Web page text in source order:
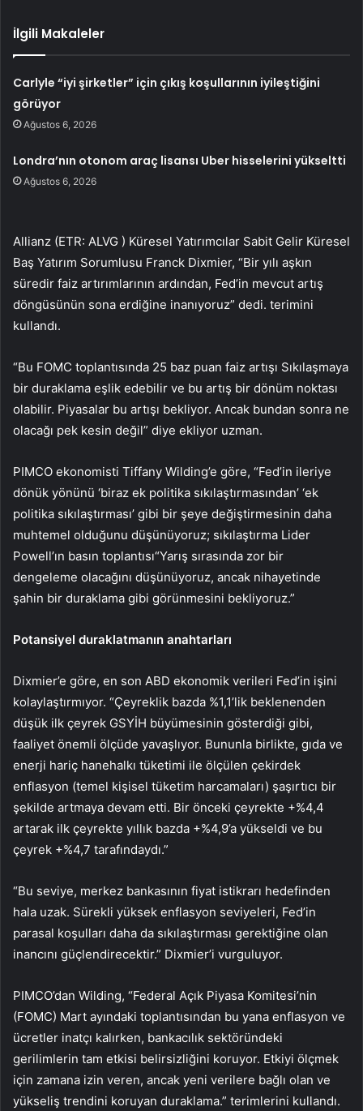
İlgili Makaleler
Carlyle “iyi şirketler” için çıkış koşullarının iyileştiğini
görüyor
Ağustos 6, 2026
Londra’nın otonom araç lisansı Uber hisselerini yükseltti
Ağustos 6, 2026
Allianz (ETR: ALVG ) Küresel Yatırımcılar Sabit Gelir Küresel
Baş Yatırım Sorumlusu Franck Dixmier, “Bir yılı aşkın
süredir faiz artırımlarının ardından, Fed’in mevcut artış
döngüsünün sona erdiğine inanıyoruz” dedi. terimini
kullandı.
“Bu FOMC toplantısında 25 baz puan faiz artışı Sıkılaşmaya
bir duraklama eşlik edebilir ve bu artış bir dönüm noktası
olabilir. Piyasalar bu artışı bekliyor. Ancak bundan sonra ne
olacağı pek kesin değil” diye ekliyor uzman.
PIMCO ekonomisti Tiffany Wilding’e göre, “Fed’in ileriye
dönük yönünü ‘biraz ek politika sıkılaştırmasından’ ‘ek
politika sıkılaştırması’ gibi bir şeye değiştirmesinin daha
muhtemel olduğunu düşünüyoruz; sıkılaştırma Lider
Powell’ın basın toplantısı“Yarış sırasında zor bir
dengeleme olacağını düşünüyoruz, ancak nihayetinde
şahin bir duraklama gibi görünmesini bekliyoruz.”
Potansiyel duraklatmanın anahtarları
Dixmier’e göre, en son ABD ekonomik verileri Fed’in işini
kolaylaştırmıyor. “Çeyreklik bazda %1,1’lik beklenenden
düşük ilk çeyrek GSYİH büyümesinin gösterdiği gibi,
faaliyet önemli ölçüde yavaşlıyor. Bununla birlikte, gıda ve
enerji hariç hanehalkı tüketimi ile ölçülen çekirdek
enflasyon (temel kişisel tüketim harcamaları) şaşırtıcı bir
şekilde artmaya devam etti. Bir önceki çeyrekte +%4,4
artarak ilk çeyrekte yıllık bazda +%4,9’a yükseldi ve bu
çeyrek +%4,7 tarafındaydı.”
“Bu seviye, merkez bankasının fiyat istikrarı hedefinden
hala uzak. Sürekli yüksek enflasyon seviyeleri, Fed’in
parasal koşulları daha da sıkılaştırması gerektiğine olan
inancını güçlendirecektir.” Dixmier’i vurguluyor.
PIMCO’dan Wilding, “Federal Açık Piyasa Komitesi’nin
(FOMC) Mart ayındaki toplantısından bu yana enflasyon ve
ücretler inatçı kalırken, bankacılık sektöründeki
gerilimlerin tam etkisi belirsizliğini koruyor. Etkiyi ölçmek
için zamana izin veren, ancak yeni verilere bağlı olan ve
yükseliş trendini koruyan duraklama.” terimlerini kullandı.